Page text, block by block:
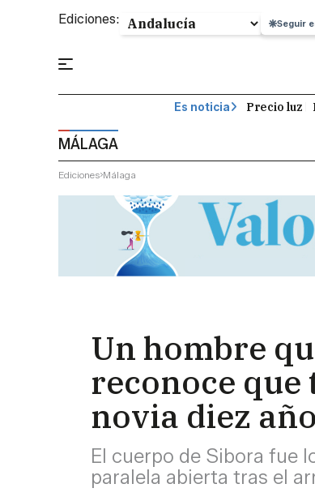
Ediciones: Seguir
Es noticia Precio luz
MÁLAGA
Ediciones Málaga
Un hombre
reconoce que
novia diez
El cuerpo de Sibora fue
paralela abierta tras el